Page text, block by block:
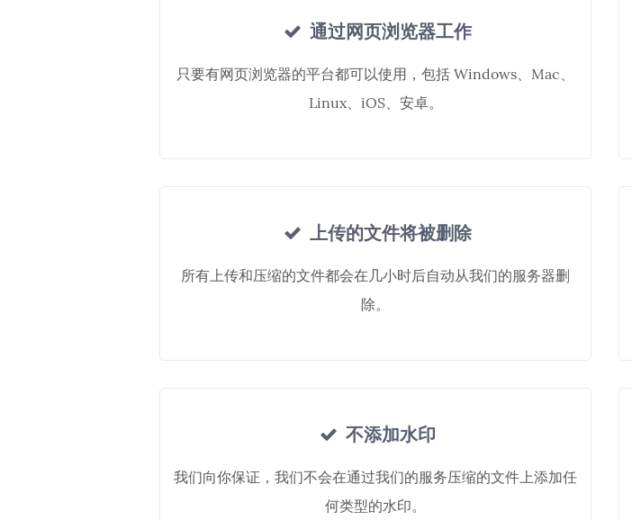
通过网页浏览器工作
只要有网页浏览器的平台都可以使用，包括 Windows、Mac、
Linux、iOS、安卓。
上传的文件将被删除
所有上传和压缩的文件都会在几小时后自动从我们的服务器删
除。
不添加水印
我们向你保证，我们不会在通过我们的服务压缩的文件上添加任
何类型的水印。